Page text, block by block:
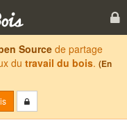
Sourcede partage
du travail du bois. (En